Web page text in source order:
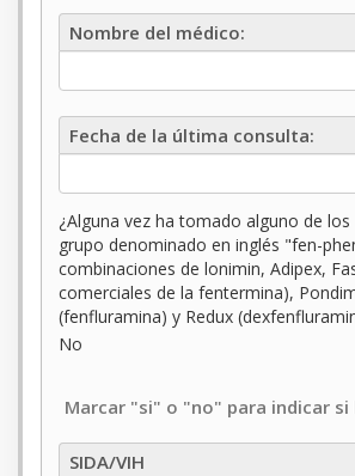
Nombre
del
Nombre del médico:
Fecha
de
última
consulta
Fecha de la última consulta:
¿Alguna vez ha tomado alguno de
grupo denominado en inglés "fen-
combinaciones de lonimin, Adipex,
comerciales de la fentermina),
(fenfluramina) y Redux
No
Marcar "si" o "no" para indicar si
SIDA/VIH
SIDA/VIH